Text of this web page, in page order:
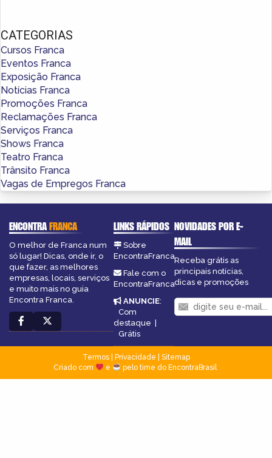
CATEGORIAS
Cursos Franca
Eventos Franca
Exposição Franca
Notícias Franca
Promoções Franca
Reclamações Franca
Serviços Franca
Shows Franca
Teatro Franca
Trânsito Franca
Vagas de Empregos Franca
ENCONTRAFRANCA
O melhor de Franca num
só lugar! Dicas, onde ir, o
que fazer, as melhores
empresas, locais, serviços
e muito mais no guia
Encontra Franca.
LINKS RÁPIDOS
Sobre
EncontraFranca
Fale com o
EncontraFranca
ANUNCIE:
Com
destaque
Grátis
NOVIDADES POR E-
MAIL
Receba grátis as
principais notícias,
dicas e promoções
Termos| Privacidade
Sitemap
Criado com
e pelo time do EncontraBrasil